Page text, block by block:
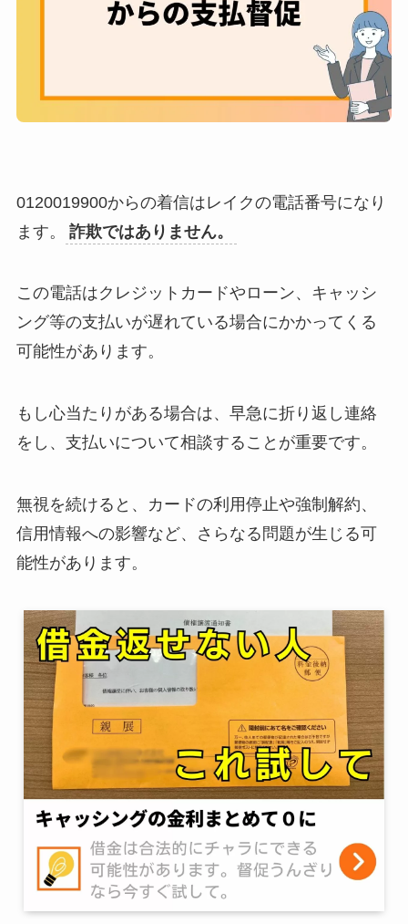
0120019900からの着信はレイクの電話番号になり
ます。
詐欺ではありません。
この電話はクレジットカードやローン、キャッシ
ング等の支払いが遅れている場合にかかってくる
可能性があります。
​もし心当たりがある場合は、早急に折り返し連絡
をし、支払いについて相談することが重要です。​
無視を続けると、カードの利用停止や強制解約、
信用情報への影響など、さらなる問題が生じる可
能性があります。